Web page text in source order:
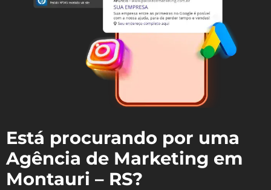
Está procurando por uma
Agência de Marketing em
Montauri – RS?